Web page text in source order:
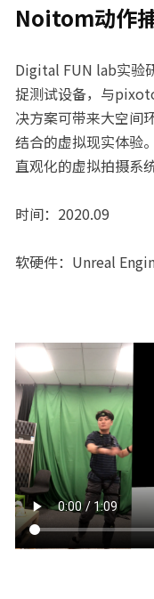
Noitom动作
Digital FUN lab实验
捉测试设备，与
决方案可带来大空间
结合的虚拟现实体验
直观化的虚拟拍摄系
时间：2020.09
软硬件：Unreal